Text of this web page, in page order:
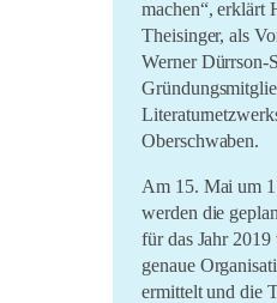
machen“, erklärt
Theisinger, als
Werner Dürrson-
Oberschwaben.
Am 15. Mai um
werden die
für das Jahr
genaue
ermittelt und die